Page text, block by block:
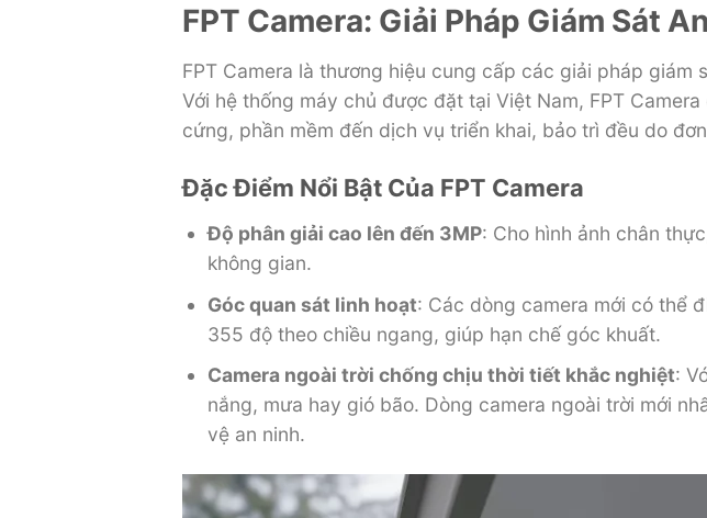
FPT Camera: Giải Pháp Giám Sát
FPT Camera là thương hiệu cung cấp các giải pháp
Với hệ thống máy chủ được đặt tại Việt Nam, FPT
cứng, phần mềm đến dịch vụ triển khai, bảo trì đều do
Đặc Điểm Nổi Bật Của FPT Camera
Độ phân giải cao lên đến 3MP: Cho hình ảnh chân
không gian.
Góc quan sát linh hoạt: Các dòng camera mới có thể
355 độ theo chiều ngang, giúp hạn chế góc khuất.
Camera ngoài trời chống chịu thời tiết khắc nghiệt:
nắng, mưa hay gió bão. Dòng camera ngoài trời mới
vệ an ninh.